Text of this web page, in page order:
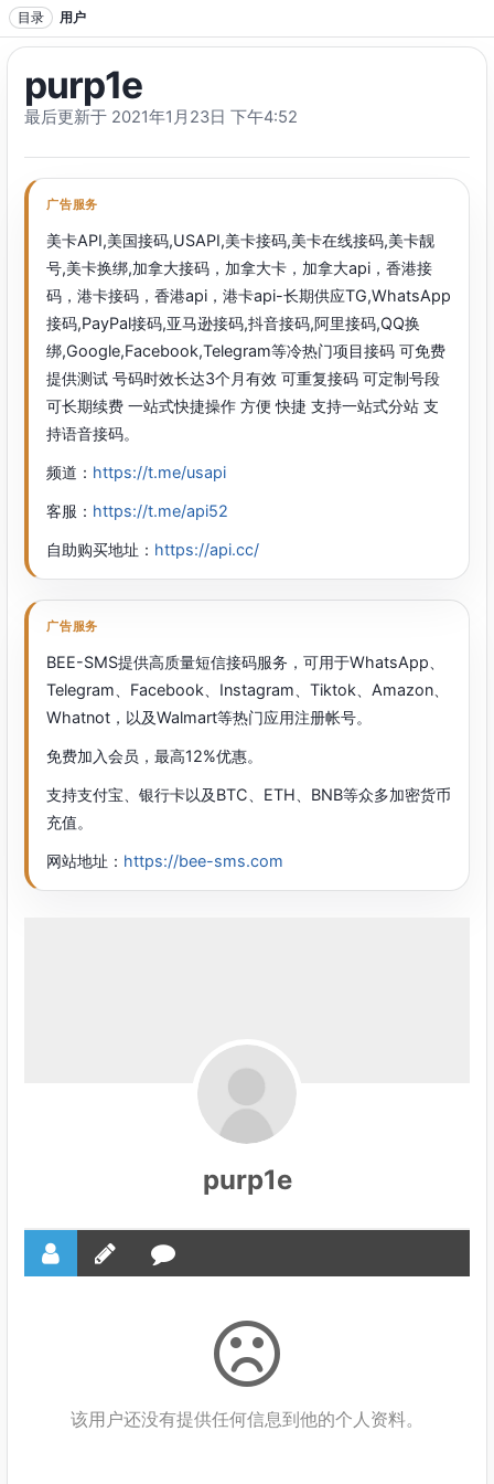
跳转到正文
目录 用户
purp1e
最后更新于 2021年1月23日 下午4:52
广告服务
美卡API,美国接码,USAPI,美卡接码,美卡在线接码,美卡靓
号,美卡换绑,加拿大接码，加拿大卡，加拿大api，香港接
码，港卡接码，香港api，港卡api-长期供应TG,WhatsApp
接码,PayPal接码,亚马逊接码,抖音接码,阿里接码,QQ换
绑,Google,Facebook,Telegram等冷热门项目接码 可免费
提供测试 号码时效长达3个月有效 可重复接码 可定制号段
可长期续费 一站式快捷操作 方便 快捷 支持一站式分站 支
持语音接码。
频道： https://t.me/usapi
客服： https://t.me/api52
自助购买地址： https://api.cc/
广告服务
BEE-SMS提供高质量短信接码服务，可用于WhatsApp、
Telegram、Facebook、Instagram、Tiktok、Amazon、
Whatnot，以及Walmart等热门应用注册帐号。
免费加入会员，最高12%优惠。
支持支付宝、银行卡以及BTC、ETH、BNB等众多加密货币
充值。
网站地址： https://bee-sms.com
purp1e
该用户还没有提供任何信息到他的个人资料。